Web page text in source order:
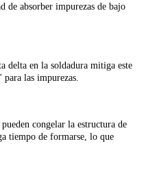
de absorber impurezas de bajo
delta en la soldadura mitiga este
las impurezas.
congelar la estructura de
tiempo de formarse, lo que